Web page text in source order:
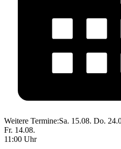
Weitere Termine:Sa. 15.08. Do.
Fr. 14.08.
11:00 Uhr